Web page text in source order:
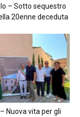
– Sotto sequestro
20enne deceduta
Nuova vita per gli